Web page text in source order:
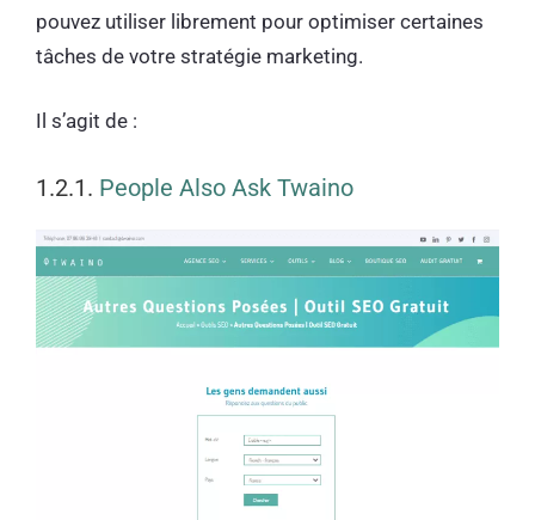
pouvez utiliser librement pour optimiser certaines
tâches de votre stratégie marketing.
Il s’agit de :
1.2.1. People Also Ask Twaino